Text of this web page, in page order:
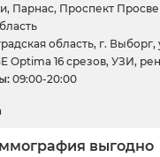
Парнас, Проспект
область, г. Выборг,
Optima 16 срезов, УЗИ,
09:00-20:00
выгодно